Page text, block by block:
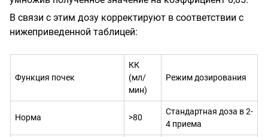
В связи с этим дозу корректируют в соответствии с
нижеприведенной таблицей:
Функция почек
КК
(мл/
мин)
Режим дозирования
Норма >80
Стандартная доза в 2-
4 приема